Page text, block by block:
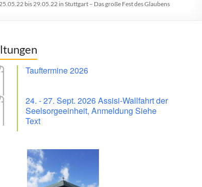
bis 29.05.22 in Stuttgart – Das große Fest des Glaubens
Tauftermine 2026
24. - 27. Sept. 2026 Assisi-Wallfahrt der
Seelsorgeeinheit, Anmeldung Siehe
Text